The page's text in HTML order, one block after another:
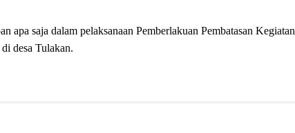
apa saja dalam pelaksanaan Pemberlakuan Pembatasan Kegiatan
desa Tulakan.